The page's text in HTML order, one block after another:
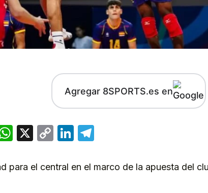
Agregar 8SPORTS.es en
WhatsApp
X
CopyLinkedIn
para el central en el marco de la apuesta del